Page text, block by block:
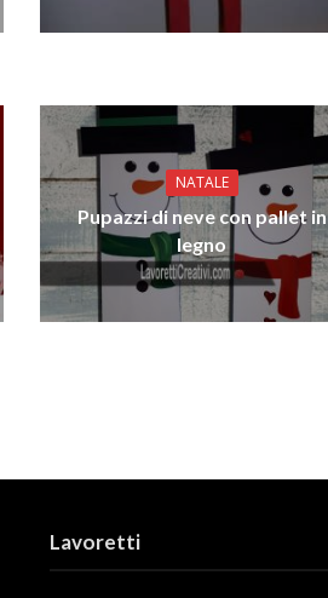
NATALE
Pupazzi di neve con pallet in
legno
Lavoretti